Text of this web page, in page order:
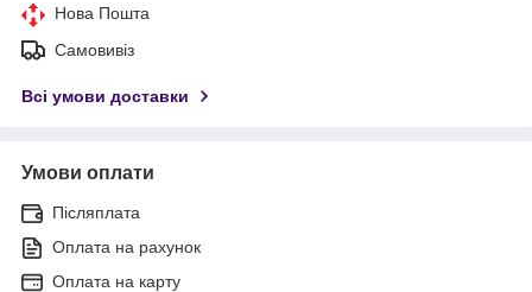
Нова Пошта
Самовивіз
Всі умови доставки
Умови оплати
Післяплата
Оплата на рахунок
Оплата на карту